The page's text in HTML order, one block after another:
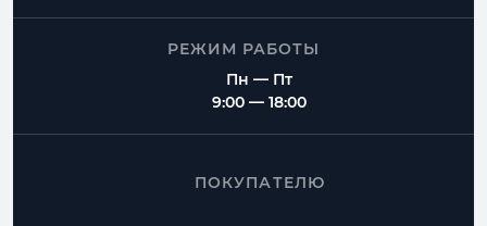
РЕЖИМ РАБОТЫ
Пн — Пт
9:00 — 18:00
ПОКУПАТЕЛЮ